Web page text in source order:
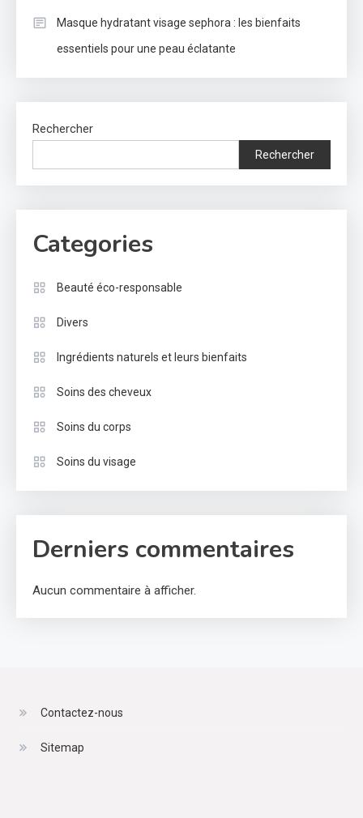
Masque hydratant visage sephora : les bienfaits
essentiels pour une peau éclatante
Rechercher
Rechercher
Categories
Beauté éco-responsable
Divers
Ingrédients naturels et leurs bienfaits
Soins des cheveux
Soins du corps
Soins du visage
Derniers commentaires
Aucun commentaire à afficher.
Contactez-nous
Sitemap